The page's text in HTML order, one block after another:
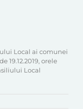
Local ai comunei
19.12.2019, orele
Local